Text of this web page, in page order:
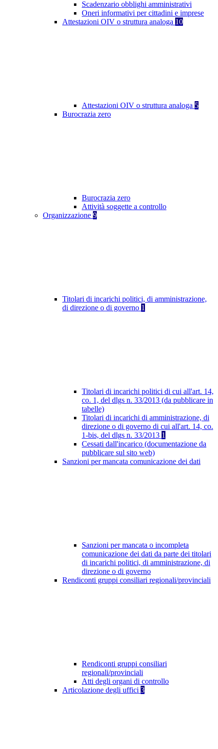
Scadenzario obblighi amministrativi
Oneri informativi per cittadini e imprese
Attestazioni OIV o struttura analoga 10
Attestazioni OIV o struttura analoga 5
Burocrazia zero
Burocrazia zero
Attività soggette a controllo
Organizzazione 9
Titolari di incarichi politici, di amministrazione,
di direzione o di governo 1
Titolari di incarichi politici di cui all'art. 14,
co. 1, del dlgs n. 33/2013 (da pubblicare in
tabelle)
Titolari di incarichi di amministrazione, di
direzione o di governo di cui all'art. 14, co.
1-bis, del dlgs n. 33/2013 1
Cessati dall'incarico (documentazione da
pubblicare sul sito web)
Sanzioni per mancata comunicazione dei dati
Sanzioni per mancata o incompleta
comunicazione dei dati da parte dei titolari
di incarichi politici, di amministrazione, di
direzione o di governo
Rendiconti gruppi consiliari regionali/provinciali
Rendiconti gruppi consiliari
regionali/provinciali
Atti degli organi di controllo
Articolazione degli uffici 3